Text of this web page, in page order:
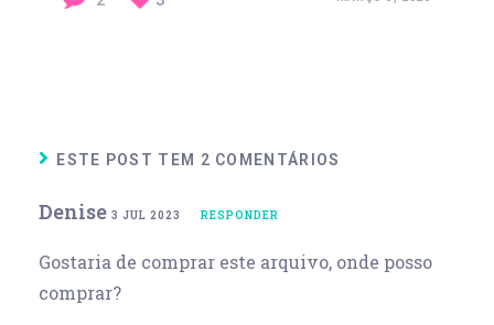
ESTE POST TEM 2 COMENTÁRIOS
Denise 3 JUL 2023 RESPONDER
Gostaria de comprar este arquivo, onde posso
comprar?